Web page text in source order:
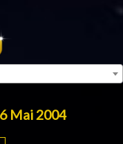
Mai 2004